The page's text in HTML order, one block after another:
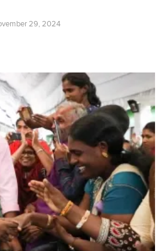
29, 2024